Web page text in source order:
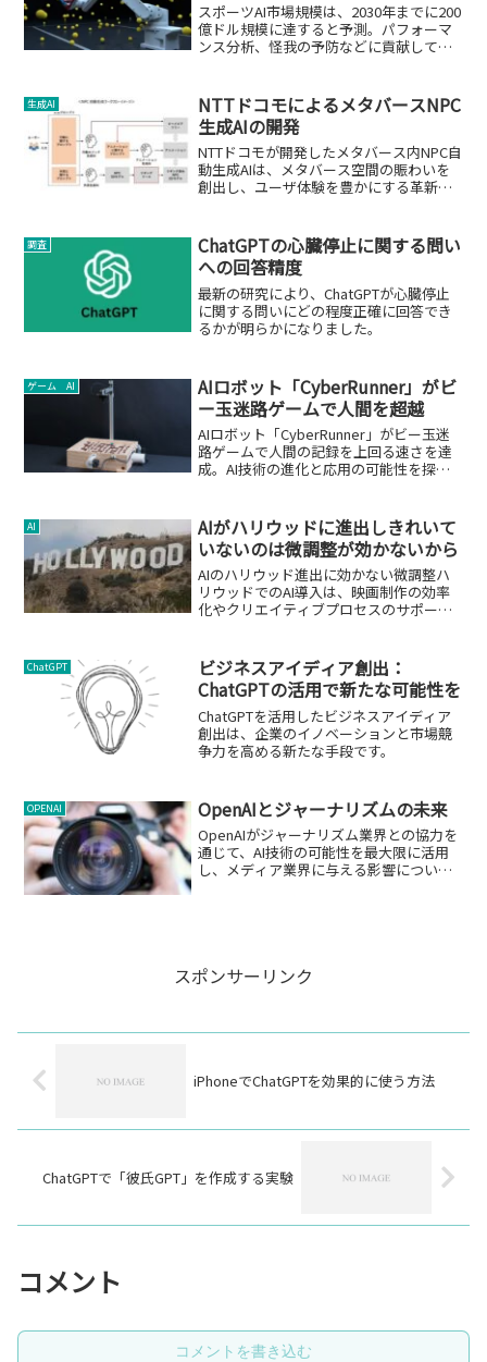
スポーツAI市場規模は、2030年までに200
億ドル規模に達すると予測。パフォーマ
ンス分析、怪我の予防などに貢献してい
生成AI
NTTドコモによるメタバースNPC
生成AIの開発
NTTドコモが開発したメタバース内NPC自
動生成AIは、メタバース空間の賑わいを
創出し、ユーザ体験を豊かにする革新的
調査
ChatGPTの心臓停止に関する問い
への回答精度
最新の研究により、ChatGPTが心臓停止
に関する問いにどの程度正確に回答でき
るかが明らかになりました。
ゲーム AI
AIロボット「CyberRunner」がビ
ー玉迷路ゲームで人間を超越
AIロボット「CyberRunner」がビー玉迷
路ゲームで人間の記録を上回る速さを達
成。AI技術の進化と応用の可能性を探
AI
AIがハリウッドに進出しきれいて
いないのは微調整が効かないから
AIのハリウッド進出に効かない微調整ハ
リウッドでのAI導入は、映画制作の効率
化やクリエイティブプロセスのサポート
ていません。この記事では、AIがハリウ
ッドでの役割を果たせ...
ChatGPT
ビジネスアイディア創出：
ChatGPTの活用で新たな可能性を
ChatGPTを活用したビジネスアイディア
創出は、企業のイノベーションと市場競
争力を高める新たな手段です。
OPENAI OpenAIとジャーナリズムの未来
OpenAIがジャーナリズム業界との協力を
通じて、AI技術の可能性を最大限に活用
し、メディア業界に与える影響について
スポンサーリンク
iPhoneでChatGPTを効果的に使う方法
ChatGPTで「彼氏GPT」を作成する実験
コメント
コメントを書き込む